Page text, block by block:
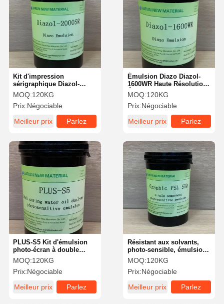
Émulsion Diazo Diazol-
1600WR Haute Résolution
Étanche pour Sérigraphie
MOQ:120KG
Prix:Négociable
Meilleur prix
Parlez
Kit d'impression
sérigraphique Diazol-
2000SR Diazo Haute
Efficacité Large Latitude
d'Exposition
MOQ:120KG
Prix:Négociable
Meilleur prix
Parlez
Résistant aux solvants,
photo-sensible, émulsion
graphique PSL SBQ
composant unique
MOQ:120KG
Prix:Négociable
Meilleur prix
Parlez
PLUS-S5 Kit d'émulsion
photo-écran à double
utilisation
MOQ:120KG
Prix:Négociable
Meilleur prix
Parlez